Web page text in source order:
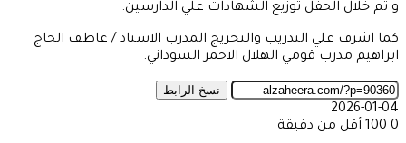
و تم خلال الحفل توزيع الشهادات علي الدارسين.
كما اشرف علي التدريب والتخريج المدرب الاستاذ / عاطف الحاج
ابراهيم مدرب قومي الهلال الاحمر السوداني.
نسخ الرابط
2026-01-04
0
أقل من دقيقة